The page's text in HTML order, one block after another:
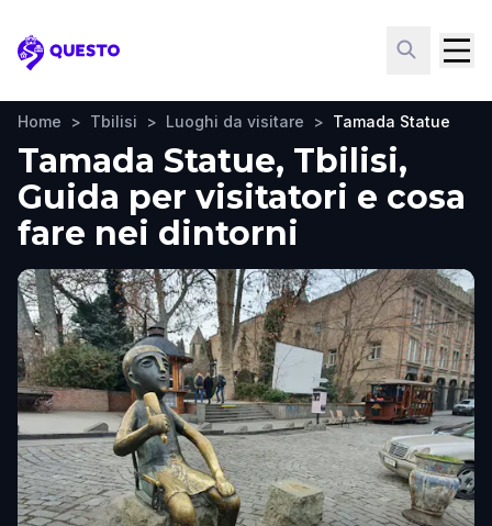
Questo
Home > Tbilisi > Luoghi da visitare > Tamada Statue
Tamada Statue, Tbilisi,
Guida per visitatori e cosa
fare nei dintorni